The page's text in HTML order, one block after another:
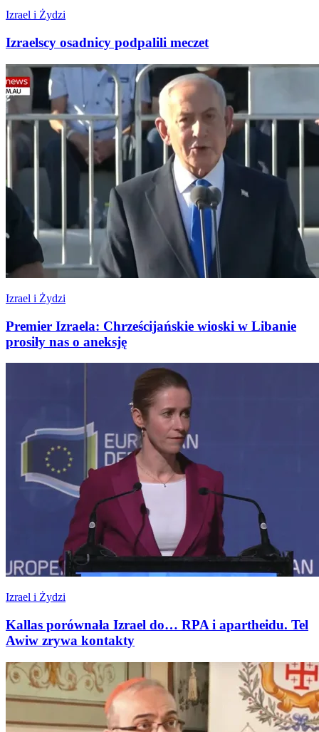
Izrael i Żydzi
Izraelscy osadnicy podpalili meczet
Izrael i Żydzi
Premier Izraela: Chrześcijańskie wioski w Libanie
prosiły nas o aneksję
Izrael i Żydzi
Kallas porównała Izrael do… RPA i apartheidu. Tel
Awiw zrywa kontakty